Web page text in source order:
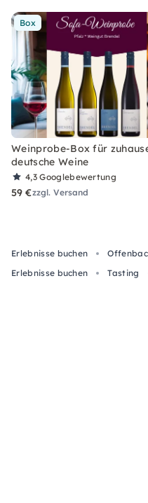
Box
Weinprobe-Box für
deutsche Weine
4,3Googlebewertung
59 €zzgl. Versand
Erlebnisse buchen
Erlebnisse buchen
Tasting